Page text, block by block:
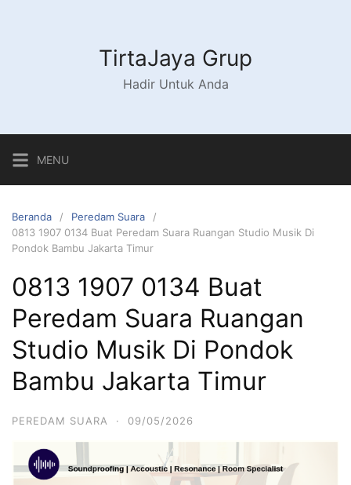
TirtaJaya Grup
Hadir Untuk Anda
MENU
Beranda
Peredam Suara
0813 1907 0134 Buat Peredam Suara Ruangan Studio Musik Di
Pondok Bambu Jakarta Timur
0813 1907 0134 Buat
Peredam Suara Ruangan
Studio Musik Di Pondok
Bambu Jakarta Timur
PEREDAM SUARA · 09/05/2026